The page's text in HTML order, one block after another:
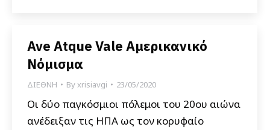
Ave Atque Vale Αμερικανικό
Νόμισμα
ΔΙΕΘΝΗ Byxrisiavgi 23/05/2020
Οι δύο παγκόσμιοι πόλεμοι του 20ου αιώνα
ανέδειξαν τις ΗΠΑ ως τον κορυφαίο